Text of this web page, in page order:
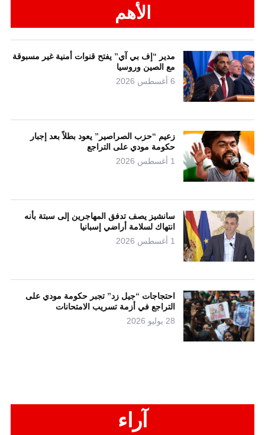
الأهم
مدير “إف بي آي” يفتح قنوات أمنية غير مسبوقة
مع الصين وروسيا
6 أغسطس 2026
زعيم “حزب الصراصير” يعود بطلاً بعد إجبار
حكومة مودي على التراجع
1 أغسطس 2026
سانشيز يصف تدفق المهاجرين إلى سبتة بأنه
انتهاك لسلامة أراضي إسبانيا
1 أغسطس 2026
احتجاجات “جيل زد” تجبر حكومة مودي على
التراجع في أزمة تسريب الامتحانات
28 يوليو 2026
آراء